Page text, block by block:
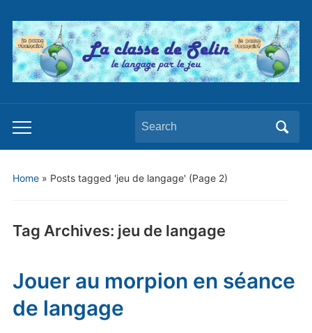
Toggle
mobile
Search
for:
Home» Posts tagged 'jeu de langage' (Page 2)
Tag Archives: jeu de langage
Jouer au morpion en séance
de langage